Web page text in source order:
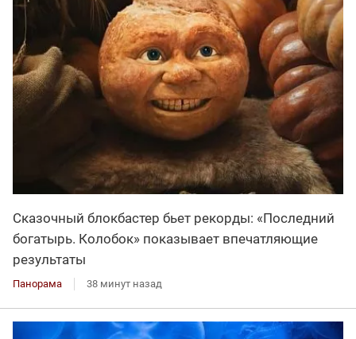
Сказочный блокбастер бьет рекорды: «Последний
богатырь. Колобок» показывает впечатляющие
результаты
Панорама 38 минут назад